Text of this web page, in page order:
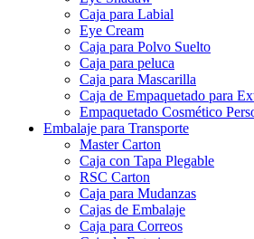
Caja para Labial
Eye Cream
Caja para Polvo Suelto
Caja para peluca
Caja para Mascarilla
Caja de Empaquetado para
Empaquetado Cosmético
Embalaje para Transporte
Master Carton
Caja con Tapa Plegable
RSC Carton
Caja para Mudanzas
Cajas de Embalaje
Caja para Correos